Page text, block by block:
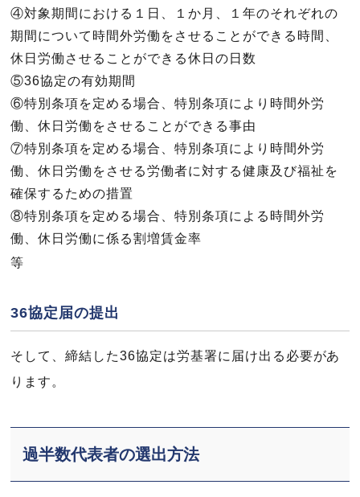
④対象期間における１日、１か月、１年のそれぞれの
期間について時間外労働をさせることができる時間、
休日労働させることができる休日の日数
⑤36協定の有効期間
⑥特別条項を定める場合、特別条項により時間外労
働、休日労働をさせることができる事由
⑦特別条項を定める場合、特別条項により時間外労
働、休日労働をさせる労働者に対する健康及び福祉を
確保するための措置
⑧特別条項を定める場合、特別条項による時間外労
働、休日労働に係る割増賃金率
等
36協定届の提出
そして、締結した36協定は労基署に届け出る必要があ
ります。
過半数代表者の選出方法